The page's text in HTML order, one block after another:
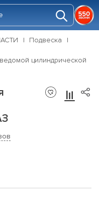
Подвеска
цилиндрической